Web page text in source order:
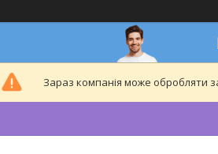
Зараз компанія може